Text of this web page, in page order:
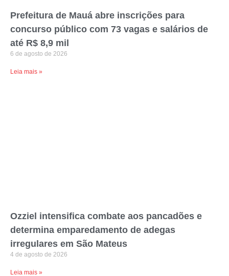
Prefeitura de Mauá abre inscrições para
concurso público com 73 vagas e salários de
até R$ 8,9 mil
6 de agosto de 2026
Leia mais »
Ozziel intensifica combate aos pancadões e
determina emparedamento de adegas
irregulares em São Mateus
4 de agosto de 2026
Leia mais »